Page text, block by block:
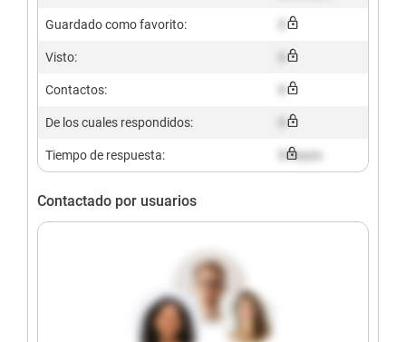
Guardado como favorito:
Visto:
Contactos:
De los cuales respondidos:
Tiempo de respuesta: X hours
Contactado por usuarios